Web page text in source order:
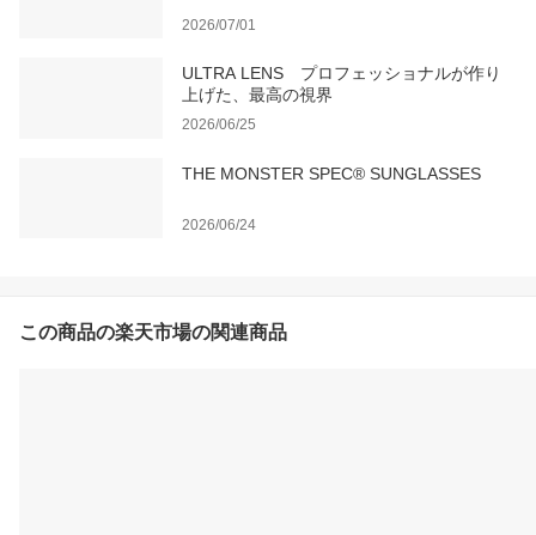
2026/07/01
ULTRA LENS プロフェッショナルが作り
上げた、最高の視界
2026/06/25
THE MONSTER SPEC®️ SUNGLASSES
2026/06/24
この商品の楽天市場の関連商品